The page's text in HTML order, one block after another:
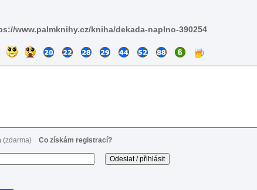
www.palmknihy.cz/kniha/dekada-naplno-390254
(zdarma) Co získám registrací?